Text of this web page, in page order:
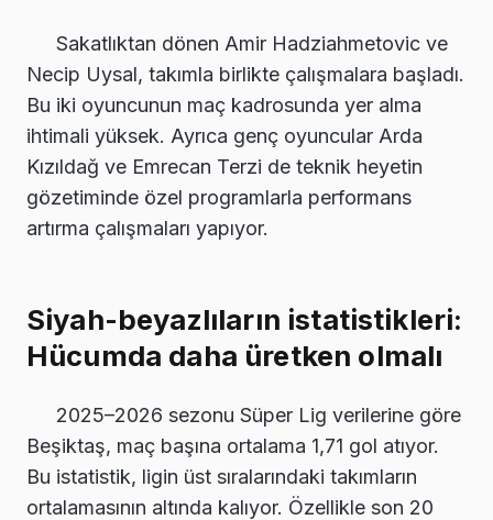
Sakatlıktan dönen Amir Hadziahmetovic ve
Necip Uysal, takımla birlikte çalışmalara başladı.
Bu iki oyuncunun maç kadrosunda yer alma
ihtimali yüksek. Ayrıca genç oyuncular Arda
Kızıldağ ve Emrecan Terzi de teknik heyetin
gözetiminde özel programlarla performans
artırma çalışmaları yapıyor.
Siyah-beyazlıların istatistikleri:
Hücumda daha üretken olmalı
2025–2026 sezonu Süper Lig verilerine göre
Beşiktaş, maç başına ortalama 1,71 gol atıyor.
Bu istatistik, ligin üst sıralarındaki takımların
ortalamasının altında kalıyor. Özellikle son 20